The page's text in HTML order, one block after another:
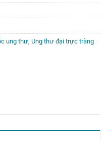
ung thư, Ung thư đại trực tràng